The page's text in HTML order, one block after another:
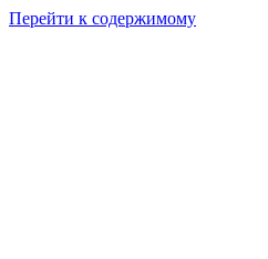
Перейти к содержимому